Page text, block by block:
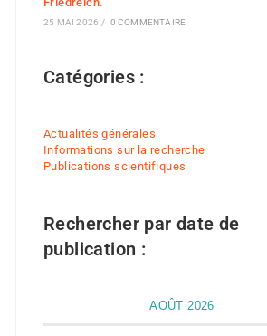
Outlook Live
25 MAI 2026 / 0 COMMENTAIRE
Catégories :
Actualités générales
Informations sur la recherche
Publications scientifiques
Rechercher par date de
publication :
AOÛT 2026